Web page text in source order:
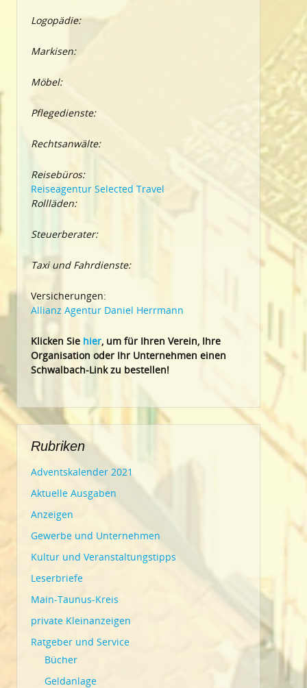
Logopädie:
Markisen:
Möbel:
Pflegedienste:
Rechtsanwälte:
Reisebüros:
Reiseagentur Selected Travel
Rollläden:
Steuerberater:
Taxi und Fahrdienste:
Versicherungen:
Allianz Agentur Daniel Herrmann
Klicken Sie hier, um für Ihren Verein, Ihre
Organisation oder Ihr Unternehmen einen
Schwalbach-Link zu bestellen!
Rubriken
Adventskalender 2021
Aktuelle Ausgaben
Anzeigen
Gewerbe und Unternehmen
Kultur und Veranstaltungstipps
Leserbriefe
Main-Taunus-Kreis
private Kleinanzeigen
Ratgeber und Service
Bücher
Geldanlage